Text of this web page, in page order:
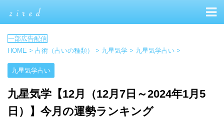
HOME > 占術（占いの種類） > 九星気学 > 九星気学占い >
九星気学占い
九星気学【12月（12月7日～2024年1月5
日）】今月の運勢ランキング